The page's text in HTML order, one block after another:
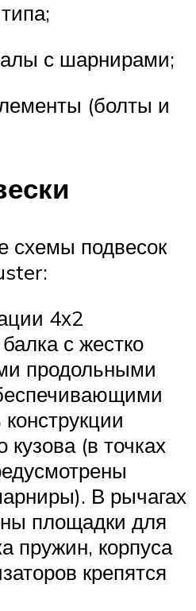
с шарнирами;
(болты и
схемы подвесок
4х2
с жестко
продольными
кузова (в точках
В рычагах
площадки для
пружин, корпуса
крепятся